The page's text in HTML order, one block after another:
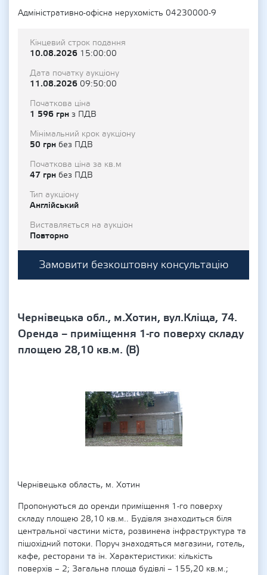
Адміністративно-офісна нерухомість 04230000-9
Кінцевий строк подання
10.08.2026 15:00:00
Дата початку аукціону
11.08.2026 09:50:00
Початкова ціна
1 596 грн з ПДВ
Мінімальний крок аукціону
50 грн без ПДВ
Початкова ціна за кв.м
47 грн без ПДВ
Тип аукціону
Англійський
Виставляється на аукціон
Повторно
Замовити безкоштовну консультацію
Чернівецька обл., м.Хотин, вул.Кліща, 74.
Оренда – приміщення 1-го поверху складу
площею 28,10 кв.м. (В)
Чернівецька область, м. Хотин
Пропонуються до оренди приміщення 1-го поверху
складу площею 28,10 кв.м.. Будівля знаходиться біля
центральної частини міста, розвинена інфраструктура та
пішохідний потоки. Поруч знаходяться магазини, готель,
кафе, ресторани та ін. Характеристики: кількість
поверхів – 2; Загальна площа будівлі – 155,20 кв.м.;